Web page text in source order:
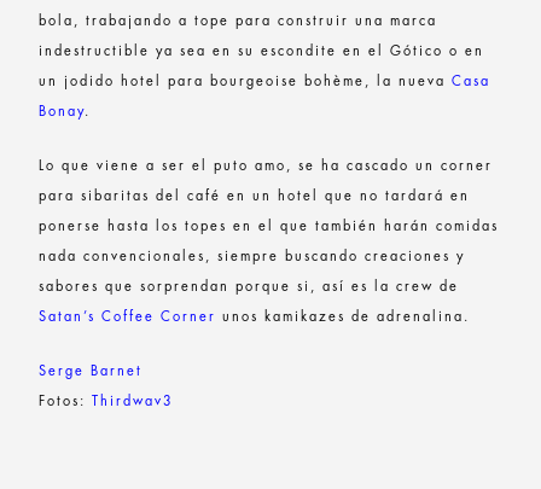
bola, trabajando a tope para construir una marca
indestructible ya sea en su escondite en el Gótico o en
un jodido hotel para bourgeoise bohème, la nuevaCasa
Bonay.
Lo que viene a ser el puto amo, se ha cascado un corner
para sibaritas del café en un hotel que no tardará en
ponerse hasta los topes en el que también harán comidas
nada convencionales, siempre buscando creaciones y
sabores que sorprendan porque si, así es la crew de
Satan’s Coffee Corner unos kamikazes de adrenalina.
Serge Barnet
Fotos: Thirdwav3